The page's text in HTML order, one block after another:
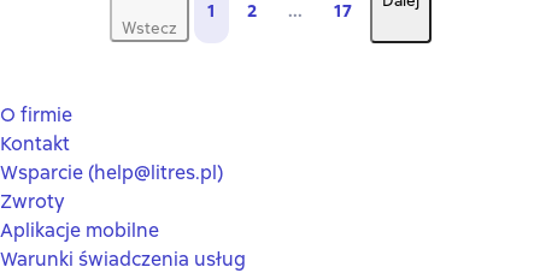
Wstecz
1 2 ... 17
O firmie
Kontakt
Wsparcie (help@litres.pl)
Zwroty
Aplikacje mobilne
Warunki świadczenia usług